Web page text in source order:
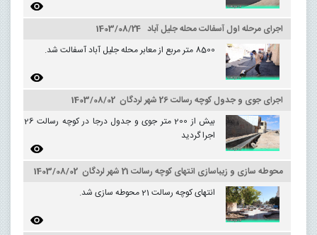
اجرای مرحله اول آسفالت محله جلیل آباد 1403/08/24
8500 متر مربع از معابر محله جلیل آباد آسفالت شد.
اجرای جوی و جدول کوچه رسالت 26 شهر لردگان 1403/08/02
بیش از 200 متر جوی و جدول درجا در کوچه رسالت 26
اجرا گردید
محوطه سازی و زیباسازی انتهای کوچه رسالت 21 شهر لردگان 1403/08/02
انتهای کوچه رسالت 21 محوطه سازی شد.